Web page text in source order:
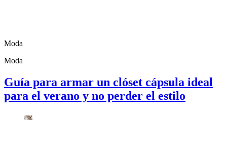
Moda
Moda
Guía para armar un clóset cápsula ideal
para el verano y no perder el estilo